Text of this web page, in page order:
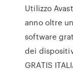
Utilizzo
anno oltre
software
dei
GRATIS